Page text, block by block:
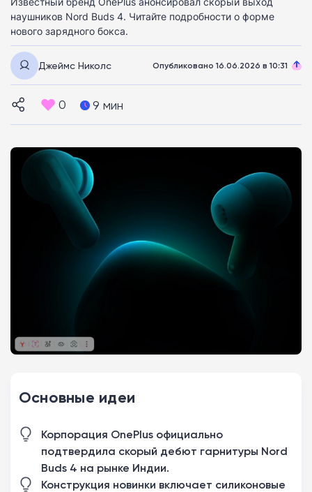
наушников Nord Buds 4. Читайте подробности о форме
нового зарядного бокса.
Джеймс Николс Опубликовано 16.06.2026 в 10:31
0 9 мин
Основные идеи
Корпорация OnePlus официально
подтвердила скорый дебют гарнитуры Nord
Buds 4 на рынке Индии.
Конструкция новинки включает силиконовые